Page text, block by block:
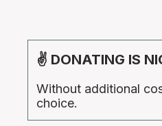
✌ DONATING IS
Without additional
choice.